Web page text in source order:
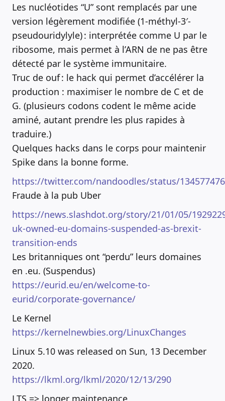
Les nucléotides “U” sont remplacés par une
version légèrement modifiée (1-méthyl-3′-
pseudouridylyle) : interprétée comme U par le
ribosome, mais permet à l’ARN de ne pas être
détecté par le système immunitaire.
Truc de ouf : le hack qui permet d’accélérer la
production : maximiser le nombre de C et de
G. (plusieurs codons codent le même acide
aminé, autant prendre les plus rapides à
traduire.)
Quelques hacks dans le corps pour maintenir
Spike dans la bonne forme.
https://twitter.com/nandoodles/status/
Fraude à la pub Uber
https://news.slashdot.org/story/21/01/05/
uk-owned-eu-domains-suspended-as-brexit-
transition-ends
Les britanniques ont “perdu” leurs domaines
en .eu. (Suspendus)
https://eurid.eu/en/welcome-to-
eurid/corporate-governance/
Le Kernel
https://kernelnewbies.org/LinuxChanges
Linux 5.10 was released on Sun, 13 December
2020.
https://lkml.org/lkml/2020/12/13/290
LTS => longer maintenance